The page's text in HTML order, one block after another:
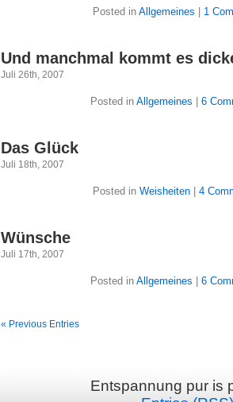
Posted in Allgemeines 1
Und manchmal kommt es
Juli 26th, 2007
Posted in Allgemeines 6
Das Glück
Juli 18th, 2007
Posted in Weisheiten| 4
Wünsche
Juli 17th, 2007
Posted in Allgemeines 6
« Previous Entries
Entspannung pur is